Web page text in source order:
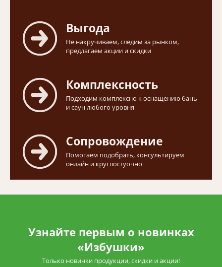
Выгода
Не накручиваем, следим за рынком,
предлагаем акции и скидки
Комплексность
Подходим комплексно к оснащению бань
и саун любого уровня
Сопровождение
Помогаем подобрать, консультируем
онлайн и круглостуочно
Узнайте первым о новинках
«Избушки»
Только новинки продукции, скидки и акции!